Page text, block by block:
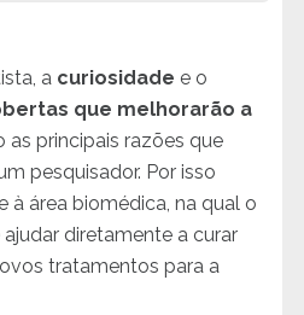
a curiosidade e o
que melhorarão a
as principais razões que
pesquisador. Por isso
à área biomédica, na qual o
diretamente a curar
tratamentos para a